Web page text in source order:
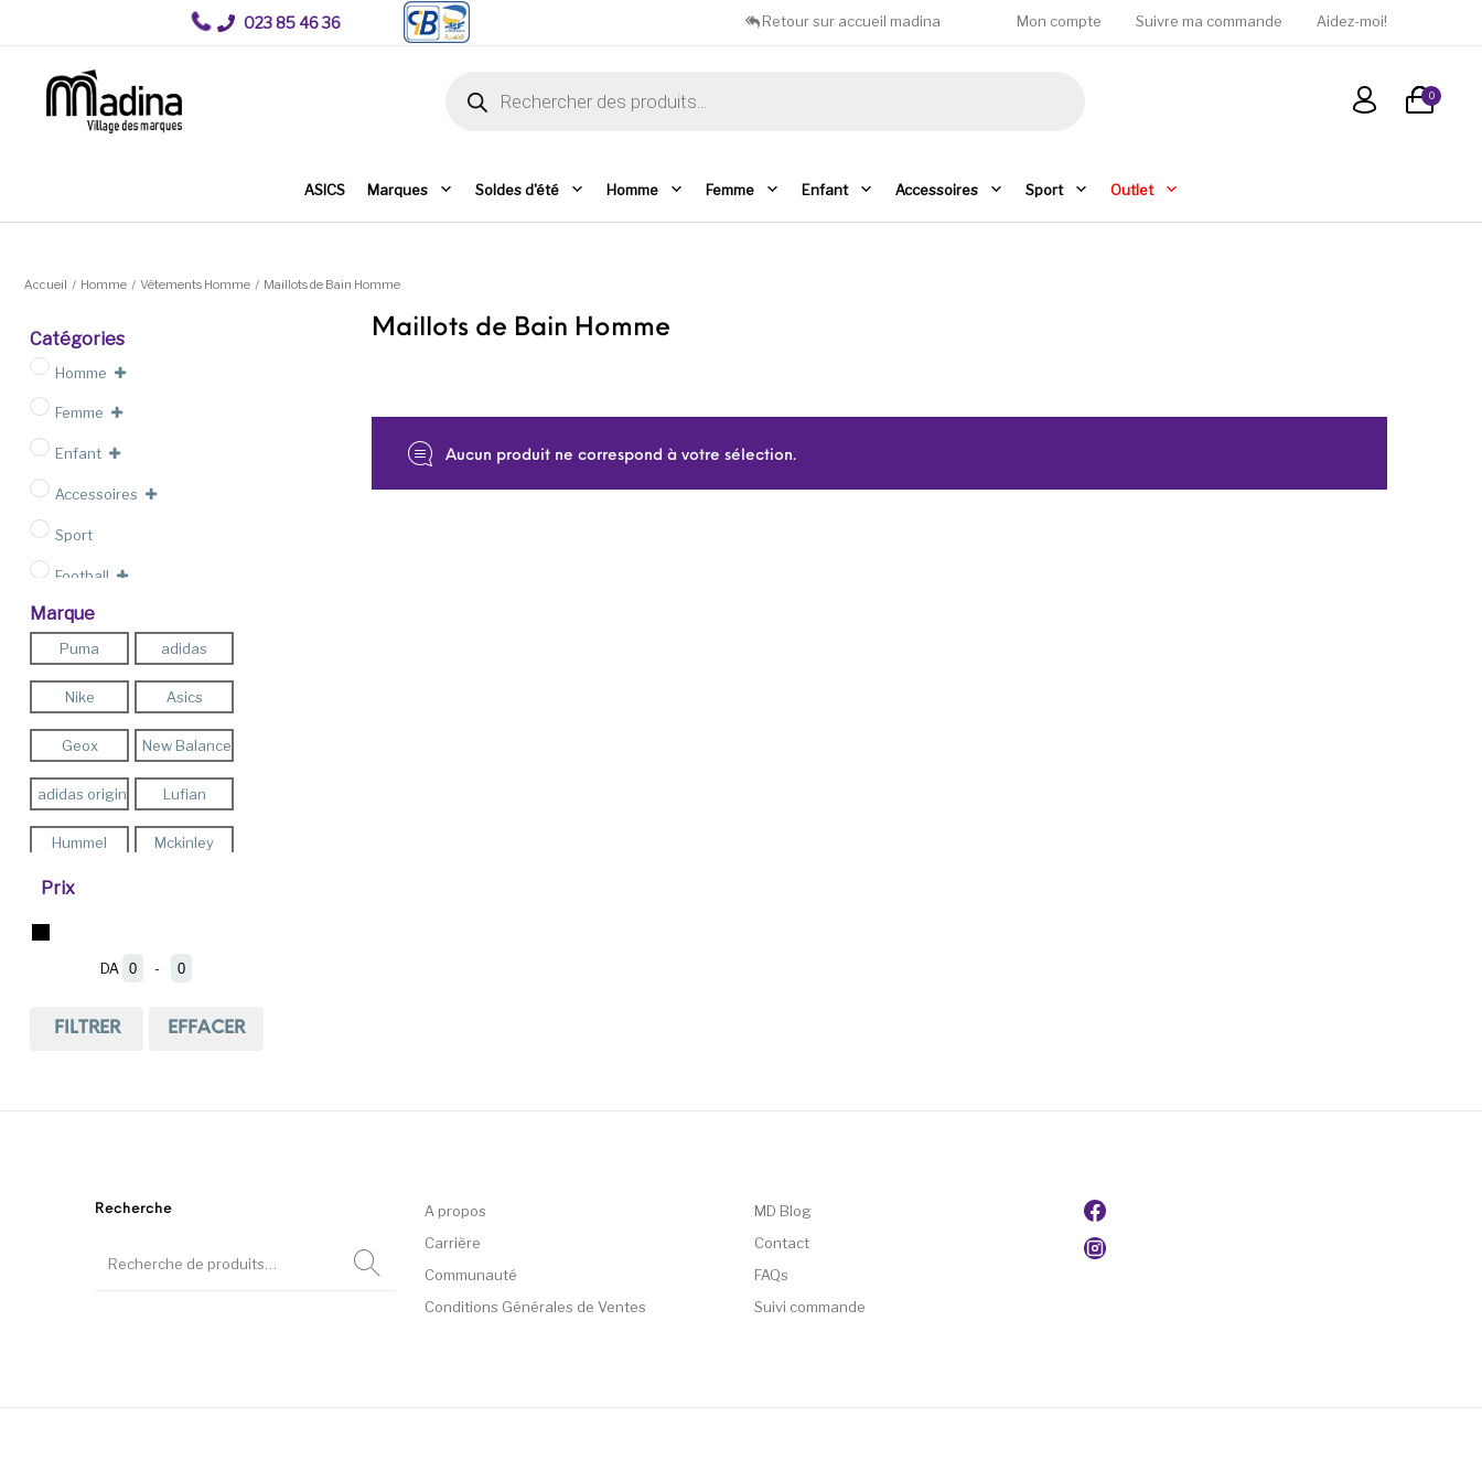
023 85 46 36 Retour sur accueil madina Mon compte Suivre ma commande Aidez-moi!
0
ASICS Marques Soldes d'été Homme Femme Enfant Accessoires Sport Outlet
Accueil / Homme / Vêtements Homme / Maillots de Bain Homme
Catégories
Homme
Femme
Enfant
Accessoires
Sport
Football
Outlet
Marque
Puma adidas
Nike Asics
Geox New Balance
adidas originals Lufian
Hummel Mckinley
Pro -Touch
Teddy Smith
We Fly
Prix
DA Minimum Price
-
Maximum Price
FILTRER EFFACER
Maillots de Bain Homme
Aucun produit ne correspond à votre sélection.
Recherche
A propos
Carrière
Communauté
Conditions Générales de Ventes
MD Blog
Contact
FAQs
Suivi commande